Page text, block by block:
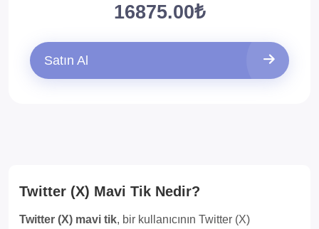
16875.00₺
Satın Al
Twitter (X) Mavi Tik Nedir?
Twitter (X) mavi tik, bir kullanıcının Twitter (X)